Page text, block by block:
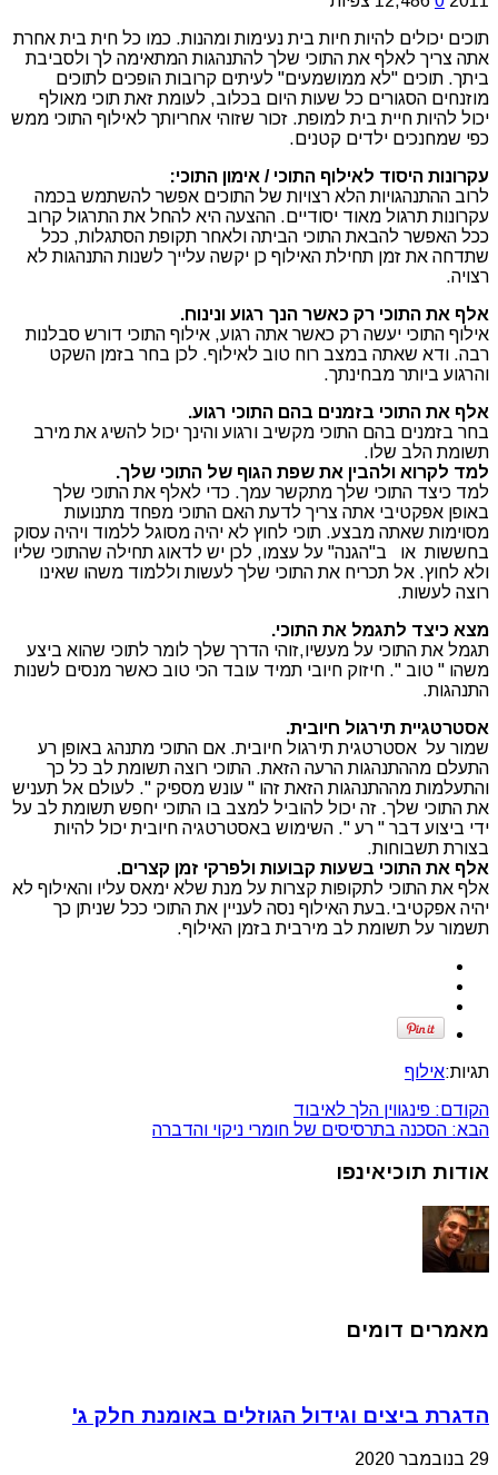
תוכים יכולים להיות חיות בית נעימות ומהנות. כמו כל חית בית אחרת
אתה צריך לאלף את התוכי שלך להתנהגות המתאימה לך ולסביבת
ביתך. תוכים "לא ממושמעים" לעיתים קרובות הופכים לתוכים
מוזנחים הסגורים כל שעות היום בכלוב, לעומת זאת תוכי מאולף
יכול להיות חיית בית למופת. זכור שזוהי אחריותך לאילוף התוכי ממש
כפי שמחנכים ילדים קטנים.
עקרונות היסוד לאילוף התוכי / אימון התוכי:
לרוב ההתנהגויות הלא רצויות של התוכים אפשר להשתמש בכמה
עקרונות תרגול מאוד יסודיים. ההצעה היא להחל את התרגול קרוב
ככל האפשר להבאת התוכי הביתה ולאחר תקופת הסתגלות, ככל
שתדחה את זמן תחילת האילוף כן יקשה עלייך לשנות התנהגות לא
רצויה.
אלף את התוכי רק כאשר הנך רגוע ונינוח.
אילוף התוכי יעשה רק כאשר אתה רגוע, אילוף התוכי דורש סבלנות
רבה. ודא שאתה במצב רוח טוב לאילוף. לכן בחר בזמן השקט
והרגוע ביותר מבחינתך.
אלף את התוכי בזמנים בהם התוכי רגוע.
בחר בזמנים בהם התוכי מקשיב ורגוע והינך יכול להשיג את מירב
תשומת הלב שלו.
למד לקרוא ולהבין את שפת הגוף של התוכי שלך.
למד כיצד התוכי שלך מתקשר עמך. כדי לאלף את התוכי שלך
באופן אפקטיבי אתה צריך לדעת האם התוכי מפחד מתנועות
מסוימות שאתה מבצע. תוכי לחוץ לא יהיה מסוגל ללמוד ויהיה עסוק
בחששות או ב"הגנה" על עצמו, לכן יש לדאוג תחילה שהתוכי שליו
ולא לחוץ. אל תכריח את התוכי שלך לעשות וללמוד משהו שאינו
רוצה לעשות.
מצא כיצד לתגמל את התוכי.
תגמל את התוכי על מעשיו,זוהי הדרך שלך לומר לתוכי שהוא ביצע
משהו " טוב ". חיזוק חיובי תמיד עובד הכי טוב כאשר מנסים לשנות
התנהגות.
אסטרטגיית תירגול חיובית.
שמור על אסטרטגית תירגול חיובית. אם התוכי מתנהג באופן רע
התעלם מההתנהגות הרעה הזאת. התוכי רוצה תשומת לב כל כך
והתעלמות מההתנהגות הזאת זהו " עונש מספיק ". לעולם אל תעניש
את התוכי שלך. זה יכול להוביל למצב בו התוכי יחפש תשומת לב על
ידי ביצוע דבר " רע ". השימוש באסטרטגיה חיובית יכול להיות
בצורת תשבוחות.
אלף את התוכי בשעות קבועות ולפרקי זמן קצרים.
אלף את התוכי לתקופות קצרות על מנת שלא ימאס עליו והאילוף לא
יהיה אפקטיבי.בעת האילוף נסה לעניין את התוכי ככל שניתן כך
תשמור על תשומת לב מירבית בזמן האילוף.
תגיות:אילוף
הקודם: פינגווין הלך לאיבוד
הבא: הסכנה בתרסיסים של חומרי ניקוי והדברה
אודות תוכיאינפו
מאמרים דומים
הדגרת ביצים וגידול הגוזלים באומנת חלק ג'
29 בנובמבר 2020